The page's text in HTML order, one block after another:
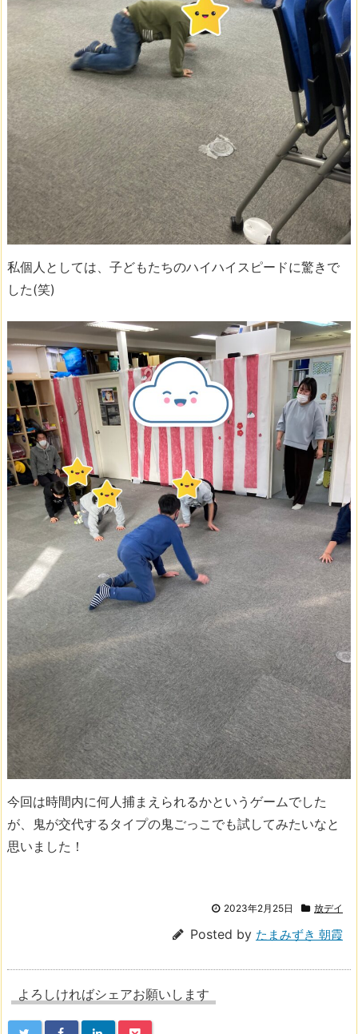
私個人としては、子どもたちのハイハイスピードに驚きで
した(笑)
今回は時間内に何人捕まえられるかというゲームでした
が、鬼が交代するタイプの鬼ごっこでも試してみたいなと
思いました！
2023年2月25日 放デイ
Posted by たまみずき 朝霞
よろしければシェアお願いします